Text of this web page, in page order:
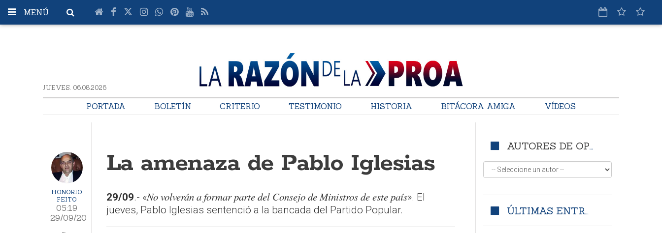
MENÚ
JUEVES. 06.08.2026
PORTADA BOLETÍN CRITERIO TESTIMONIO HISTORIA BITÁCORA AMIGA VÍDEOS
HONORIO
FEITO
05:19
29/09/20
La amenaza de Pablo Iglesias
29/09.- «No volverán a formar parte del Consejo de Ministros de este país». El
jueves, Pablo Iglesias sentenció a la bancada del Partido Popular.
AUTORES DE OPINIÓN
ÚLTIMAS ENTRADAS